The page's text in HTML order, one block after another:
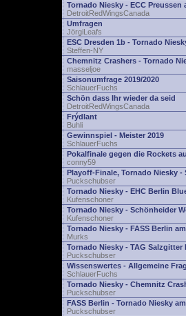
Tornado Niesky - ECC Preussen
DetroitRedWingsCanada
Umfragen
JörgiLeafs
ESC Dresden 1b - Tornado
Steffen-NY
Chemnitz Crashers - Tornado
masseljoe
Saisonumfrage 2019/2020
SchlauerFuchs
Schön dass Ihr wieder da seid
DetroitRedWingsCanada
Frýdlant
Buhli
Gewinnspiel - Meister 2019
SchlauerFuchs
Pokalfinale gegen die Rockets
conny59
Playoff-Finale, Tornado Niesky -
Puckschubser
Tornado Niesky - EHC Berlin
Kufenschoner
Tornado Niesky - Schönheider
Kufenschoner
Tornado Niesky - FASS Berlin
Murks
Tornado Niesky - TAG Salzgitter
Puckschubser
Wissenswertes - Allgemeine
SchlauerFuchs
Tornado Niesky - Chemnitz
Puckschubser
FASS Berlin - Tornado Niesky
Puckschubser